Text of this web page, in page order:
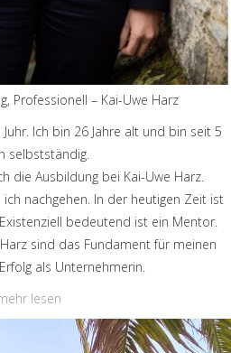
Professionell – Kai-Uwe Harz
Ich bin 26 Jahre alt und bin seit 5
selbstständig.
die Ausbildung bei Kai-Uwe Harz.
nachgehen. In der heutigen Zeit ist
bedeutend ist ein Mentor.
sind das Fundament für meinen
als Unternehmerin.
lesen